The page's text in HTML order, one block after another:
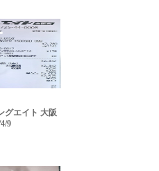
グエイト 大阪
9